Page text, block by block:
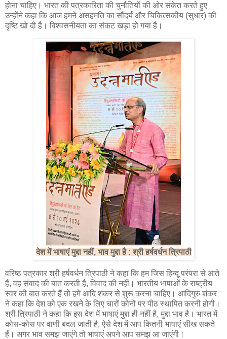
होना चाहिए। भारत की पत्रकारिता की चुनौतियों की ओर संकेत करते हुए
उन्होंने कहा कि आज हमने असहमति का सौंदर्य और चिकित्सकीय (सुधार) की
दृष्टि खो दी है। विश्वसनीयता का संकट खड़ा हो गया है।
देश में भाषाएं मुद्दा नहीं, भाव मुद्दा है : श्री हर्षवर्धन त्रिपाठी
वरिष्ठ पत्रकार श्री हर्षवर्धन त्रिपाठी ने कहा कि हम जिस हिन्दू परंपरा से आते
हैं, वह संवाद की बात करती है, विवाद की नहीं। भारतीय भाषाओं के राष्ट्रीय
स्वर की बात करते हैं तो हमें आदि शंकर से शुरू करना चाहिए। आदिगुरु शंकर
ने कहा कि देश को एक रखने के लिए चारों कोनों पर पीठ स्थापित करनी होगी।
श्री त्रिपाठी ने कहा कि इस देश में भाषाएं मुद्दा ही नहीं है, मुद्दा भाव है। भारत में
कोस-कोस पर वाणी बदल जाती है, ऐसे देश में आप कितनी भाषाएं सीख सकते
हैं। अगर भाव समझ जाएंगे तो भाषाएं अपने आप समझ आ जाएंगी।